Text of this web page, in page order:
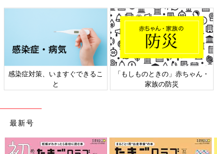
」赤ちゃん・
日本外来小児科学会リーフレッ
六星占術 細木か
最新号